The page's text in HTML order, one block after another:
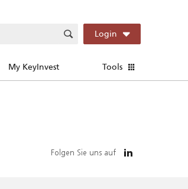
Login
My KeyInvest Tools
Folgen Sie uns auf